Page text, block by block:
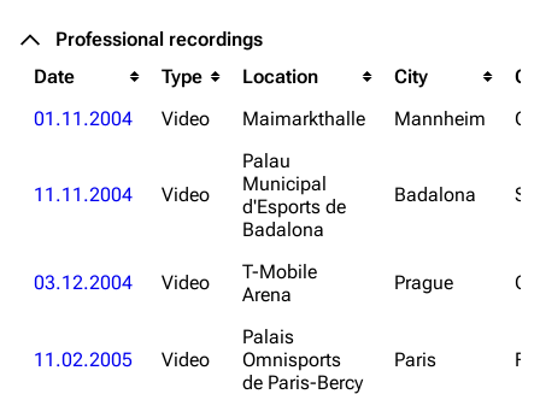
Professional recordings
Date
Type Location City
01.11.2004
Video Maimarkthalle Mannheim
11.11.2004 Video
Palau
Municipal
d'Esports de
Badalona
Badalona
03.12.2004 Video
T-Mobile
Arena
Prague
11.02.2005 Video
Palais
Omnisports
de Paris-Bercy
Paris